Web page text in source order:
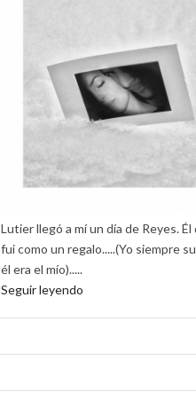
Lutier llegó a mí un día de Reyes. Él
fui como un regalo.....(Yo siempre
él era el mío).....
Seguir leyendo